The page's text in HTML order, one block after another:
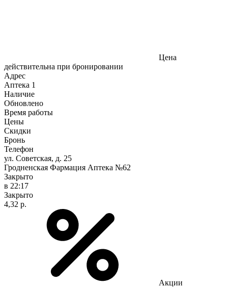
Цена
действительна при бронировании
Адрес
Аптека 1
Наличие
Обновлено
Время работы
Цены
Скидки
Бронь
Телефон
ул. Советская, д. 25
Гродненская Фармация Аптека №62
Закрыто
в 22:17
Закрыто
4,32 р.
Акции